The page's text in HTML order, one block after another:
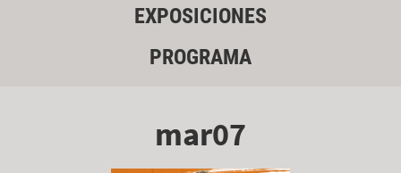
EXPOSICIONES
PROGRAMA
mar07